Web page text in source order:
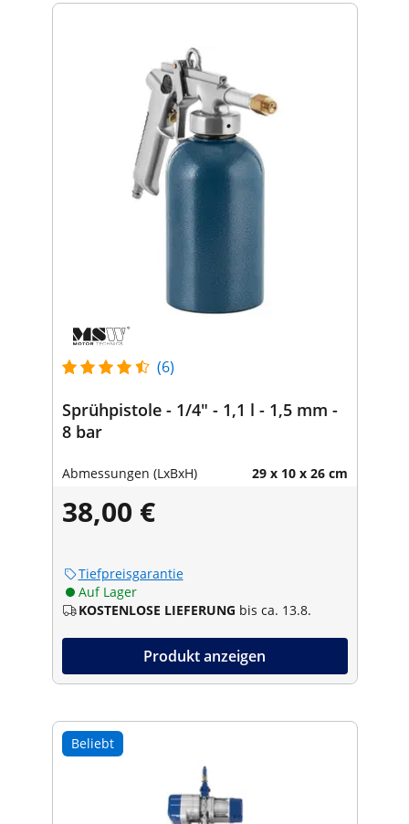
(6)
Sprühpistole - 1/4" - 1,1 l - 1,5 mm -
8 bar
Abmessungen (LxBxH) 29 x 10 x 26 cm
38,00 €
Tiefpreisgarantie
Auf Lager
KOSTENLOSE LIEFERUNG bis ca. 13.8.
Produkt anzeigen
Beliebt